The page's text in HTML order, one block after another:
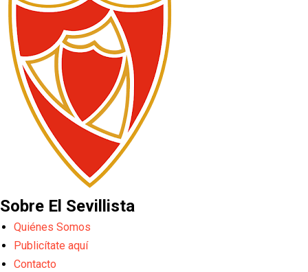
Sobre El Sevillista
Quiénes Somos
Publicítate aquí
Contacto